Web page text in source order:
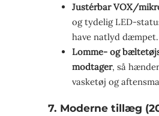
Justérbar VOX/
og tydelig LED-
have natlyd dæmpet.
Lomme- og
modtager, så
vasketøj og
7. Moderne tillæg